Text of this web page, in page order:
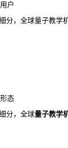
户
全球量子教学机
态
，全球量子教学